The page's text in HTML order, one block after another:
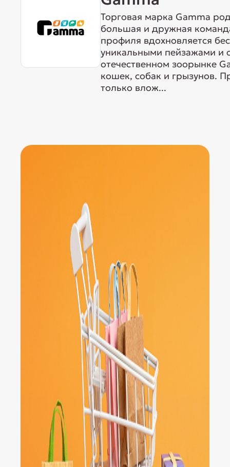
Торговая марка Gamma
большая и дружная
профиля вдохновляется
уникальными пейзажами и
отечественном зоорынке
кошек, собак и грызунов.
только влож...